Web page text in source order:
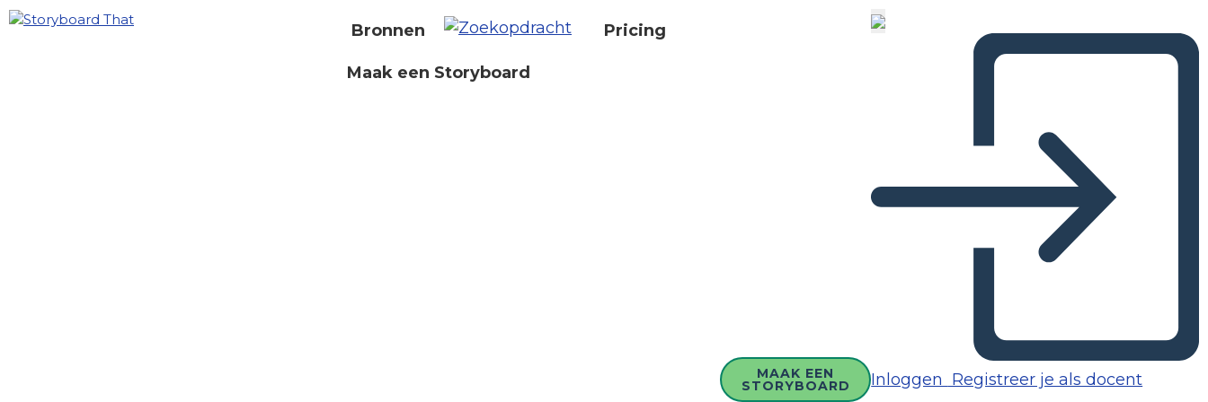
Bronnen Pricing
Maak een Storyboard
MAAK EEN
STORYBOARD Inloggen Registreer je als docent